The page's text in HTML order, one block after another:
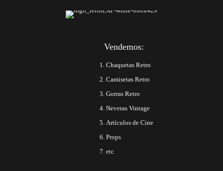
Vendemos:
Chaquetas Retro
Camisetas Retro
Gorras Retro
Neveras Vintage
Artículos de Cine
Props
etc